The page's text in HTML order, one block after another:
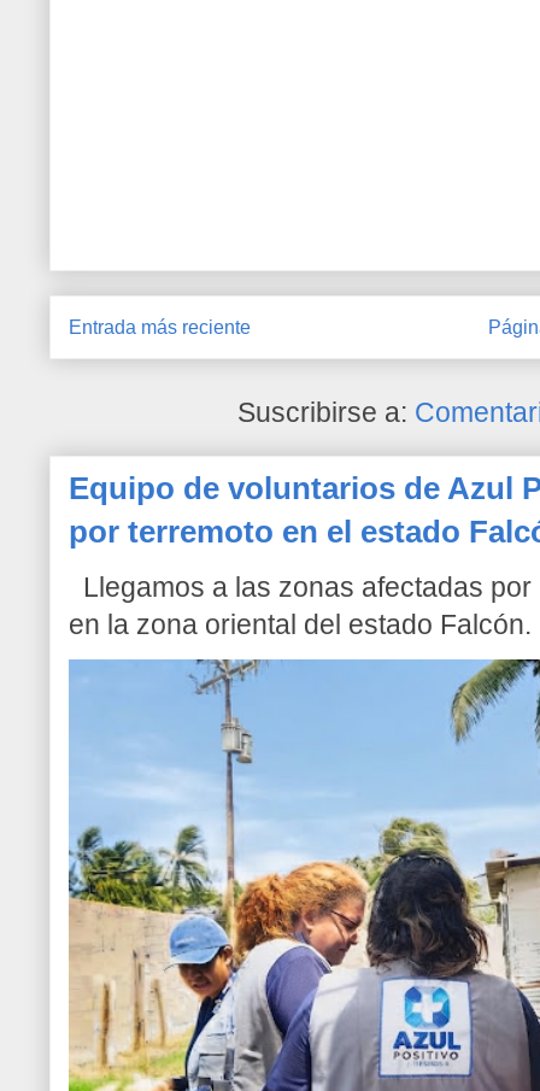
Entrada más reciente
Suscribirse a:
Equipo de voluntarios de Azul
por terremoto en el estado
Llegamos a las zonas afectadas
en la zona oriental del estado